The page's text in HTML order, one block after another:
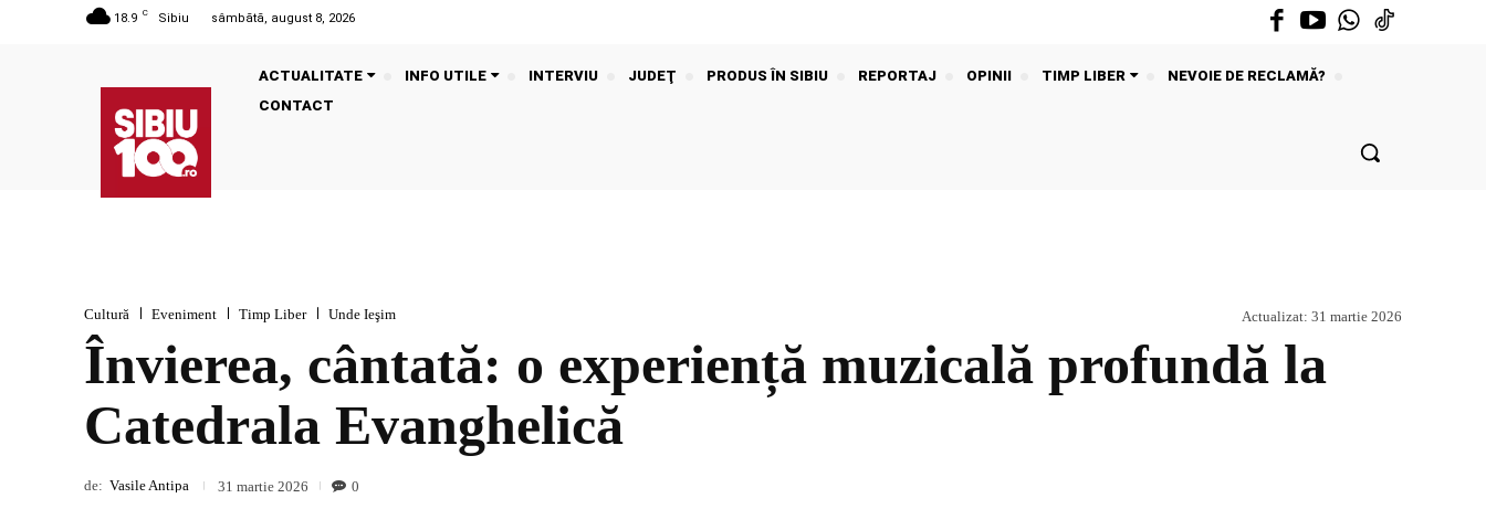
18.9 C Sibiu sâmbătă, august 8, 2026
ACTUALITATE INFO UTILE INTERVIU JUDEŢ PRODUS ÎN SIBIU REPORTAJ OPINII TIMP LIBER
NEVOIE DE RECLAMĂ?
CONTACT
Cultură Eveniment Timp Liber Unde Ieşim Actualizat: 31 martie 2026
Învierea, cântată: o experiență muzicală profundă la
Catedrala Evanghelică
de: Vasile Antipa 31 martie 2026 0